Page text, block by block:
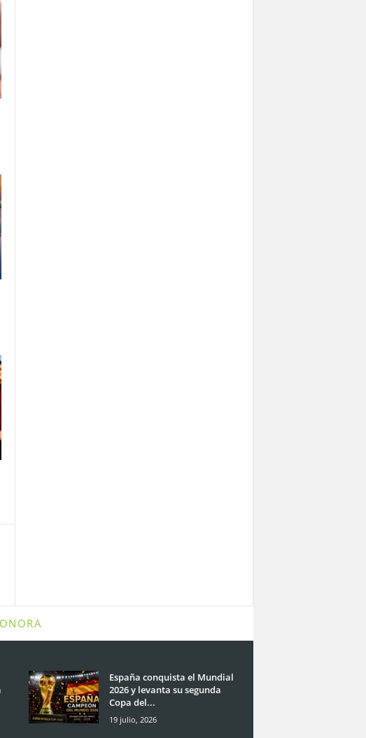
España conquista el Mundial
2026 y levanta su segunda
Copa del...
19 julio, 2026